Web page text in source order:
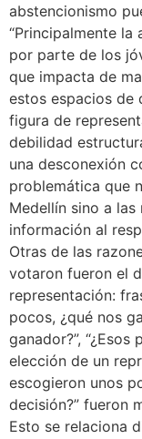
abstencionismo
“Principalmente la
por parte de los
que impacta de
estos espacios de
figura de
debilidad
una desconexión
problemática que
Medellín sino a
información al
Otras de las
votaron fueron el
representación:
pocos, ¿qué nos
ganador?”,
elección de un
escogieron unos
decisión?” fueron
Esto se relaciona